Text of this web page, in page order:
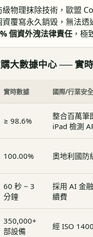
級物理抹除技術，歐盟
資覆寫永久銷毀，無法透
個資外洩法律責任 ，極
大數據中心 ── 實
實時數據 國際/行業安
≥ 98.6%
整合百萬筆
iPad 檢測
100.00% 奧地利國防
60 秒 ~ 3
分鐘
採用 AI 金
續費
350,000+
部設備
經 ISO